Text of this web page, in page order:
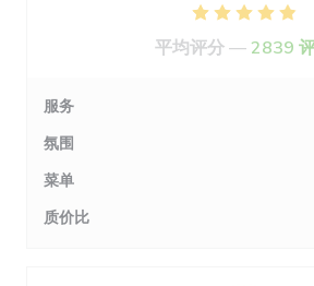
平均评分 — 2839
服务
氛围
菜单
质价比